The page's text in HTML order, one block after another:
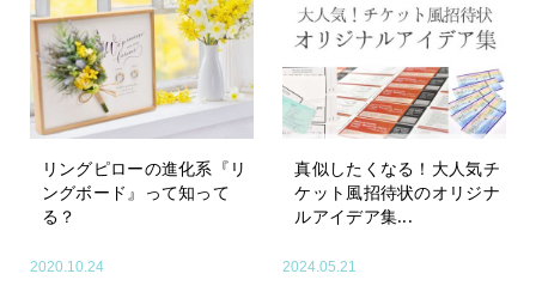
リングピローの進化系『リ
ングボード』って知って
る？
2020.10.24
真似したくなる！大人気チ
ケット風招待状のオリジナ
ルアイデア集...
2024.05.21